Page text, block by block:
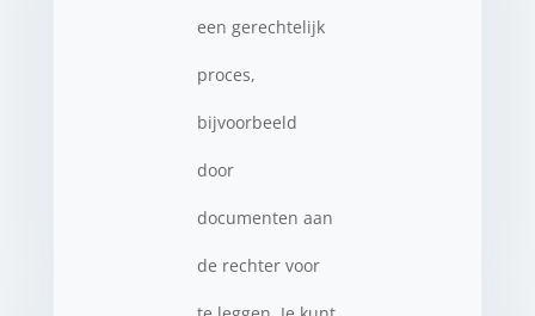
een gerechtelijk
proces,
bijvoorbeeld
door
documenten aan
de rechter voor